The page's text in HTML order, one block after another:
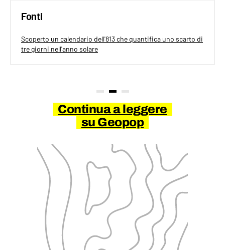
Fonti
Scoperto un calendario dell'813 che quantifica uno scarto di
tre giorni nell'anno solare
Continua a leggere
su Geopop